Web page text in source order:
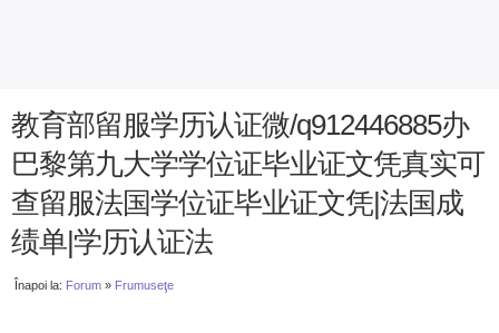
教育部留服学历认证微/q912446885办
巴黎第九大学学位证毕业证文凭真实可
查留服法国学位证毕业证文凭|法国成
绩单|学历认证法
Înapoi la: Forum » Frumuseţe